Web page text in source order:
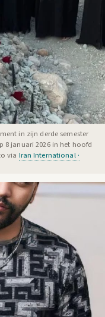
in zijn derde semester
8 januari 2026 in het hoofd
via Iran International ·